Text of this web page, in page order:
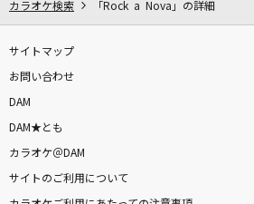
カラオケ検索 「Rock a Nova」の詳細
サイトマップ
お問い合わせ
DAM
DAM★とも
カラオケ＠DAM
サイトのご利用について